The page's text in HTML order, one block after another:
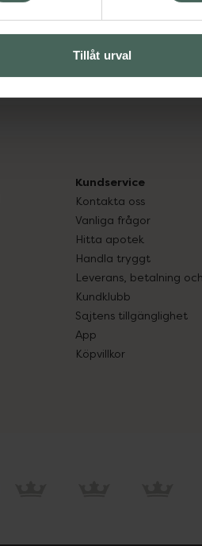
Tillåt urval
Visa
Kundservice
Kontakta oss
Vanliga frågor
Hitta apotek
Handla tryggt
Leverans, betalning
Kundklubb
Sajtens tillgänglighet
App
Köpvillkor